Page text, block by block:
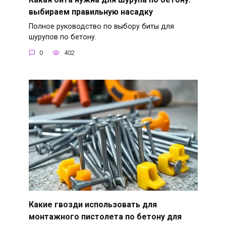
выбираем правильную насадку
Полное руководство по выбору биты для
шурупов по бетону.
0 402
Какие гвозди использовать для
монтажного пистолета по бетону для